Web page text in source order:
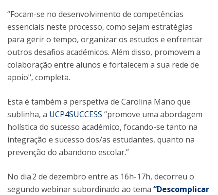
“Focam-se no desenvolvimento de competências
essenciais neste processo, como sejam estratégias
para gerir o tempo, organizar os estudos e enfrentar
outros desafios académicos. Além disso, promovem a
colaboração entre alunos e fortalecem a sua rede de
apoio", completa.
Esta é também a perspetiva de Carolina Mano que
sublinha, a UCP4SUCCESS “promove uma abordagem
holística do sucesso académico, focando-se tanto na
integração e sucesso dos/as estudantes, quanto na
prevenção do abandono escolar.”
No dia 2 de dezembro entre as 16h-17h, decorreu o
segundo webinar subordinado ao tema “Descomplicar